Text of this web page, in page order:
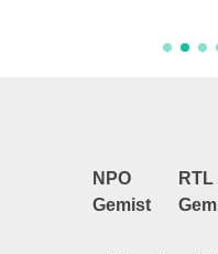
NPO
Gemist
RTL